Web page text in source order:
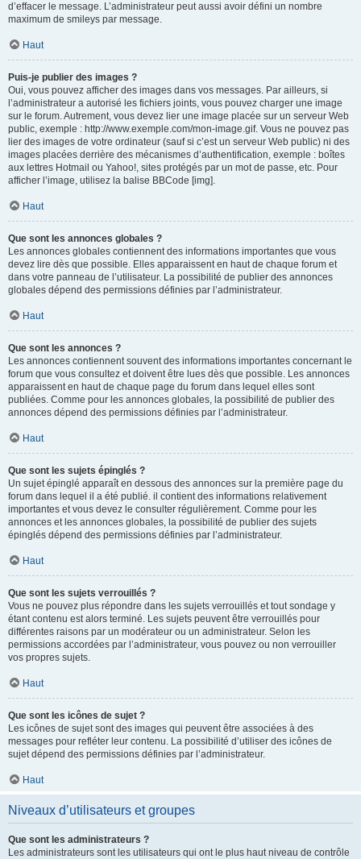
d’effacer le message. L’administrateur peut aussi avoir défini un nombre
maximum de smileys par message.
Haut
Puis-je publier des images ?
Oui, vous pouvez afficher des images dans vos messages. Par ailleurs, si
l’administrateur a autorisé les fichiers joints, vous pouvez charger une image
sur le forum. Autrement, vous devez lier une image placée sur un serveur Web
public, exemple : http://www.exemple.com/mon-image.gif. Vous ne pouvez pas
lier des images de votre ordinateur (sauf si c’est un serveur Web public) ni des
images placées derrière des mécanismes d’authentification, exemple : boîtes
aux lettres Hotmail ou Yahoo!, sites protégés par un mot de passe, etc. Pour
afficher l’image, utilisez la balise BBCode [img].
Haut
Que sont les annonces globales ?
Les annonces globales contiennent des informations importantes que vous
devez lire dès que possible. Elles apparaissent en haut de chaque forum et
dans votre panneau de l’utilisateur. La possibilité de publier des annonces
globales dépend des permissions définies par l’administrateur.
Haut
Que sont les annonces ?
Les annonces contiennent souvent des informations importantes concernant le
forum que vous consultez et doivent être lues dès que possible. Les annonces
apparaissent en haut de chaque page du forum dans lequel elles sont
publiées. Comme pour les annonces globales, la possibilité de publier des
annonces dépend des permissions définies par l’administrateur.
Haut
Que sont les sujets épinglés ?
Un sujet épinglé apparaît en dessous des annonces sur la première page du
forum dans lequel il a été publié. il contient des informations relativement
importantes et vous devez le consulter régulièrement. Comme pour les
annonces et les annonces globales, la possibilité de publier des sujets
épinglés dépend des permissions définies par l’administrateur.
Haut
Que sont les sujets verrouillés ?
Vous ne pouvez plus répondre dans les sujets verrouillés et tout sondage y
étant contenu est alors terminé. Les sujets peuvent être verrouillés pour
différentes raisons par un modérateur ou un administrateur. Selon les
permissions accordées par l’administrateur, vous pouvez ou non verrouiller
vos propres sujets.
Haut
Que sont les icônes de sujet ?
Les icônes de sujet sont des images qui peuvent être associées à des
messages pour refléter leur contenu. La possibilité d’utiliser des icônes de
sujet dépend des permissions définies par l’administrateur.
Haut
Niveaux d’utilisateurs et groupes
Que sont les administrateurs ?
Les administrateurs sont les utilisateurs qui ont le plus haut niveau de contrôle